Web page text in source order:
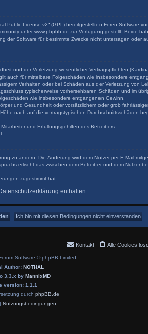
Public License v2“ (GPL) bereitgestellten Foren-Software
unter www.phpbb.de zur Verfügung gestellt. Beide
der Software für bestimmte Zwecke nicht untersagen oder
und der Verletzung wesentlicher Vertragspflichten
auch für mittelbare Folgeschäden wie insbesondere
Verhalten oder bei Schäden aus der Verletzung von
typischerweise vorhersehbaren Schäden und im
wie insbesondere entgangenen Gewinn.
und Gesundheit oder vorsätzlichem oder grob
nach auf die vertragstypischen Durchschnittsschäden
und Erfüllungsgehilfen des Betreibers.
zu ändern. Die Änderung wird dem Nutzer per E-Mail
erlischt das zwischen dem Betreiber und dem Nutzer
zugestimmt hat.
enthalten.
Alle Cookies
Kontakt
Software © phpBB Limited
Author: NOTHAL
3.3.x by MannixMD
version: 1.1.1
durch phpBB.de
Nutzungsbedingungen